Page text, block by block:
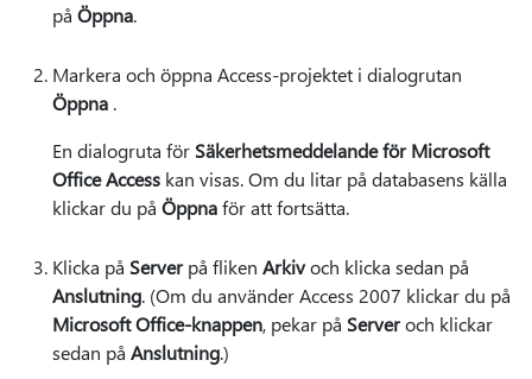
på Öppna.
Markera och öppna Access-projektet i dialogrutan
Öppna .
En dialogruta för Säkerhetsmeddelande för Microsoft
Office Access kan visas. Om du litar på databasens källa
klickar du på Öppnaför att fortsätta.
Klicka på Serverpå fliken Arkivoch klicka sedan på
Anslutning. (Om du använder Access 2007 klickar du på
Microsoft Office-knappen, pekar på Serveroch klickar
sedan på Anslutning.)